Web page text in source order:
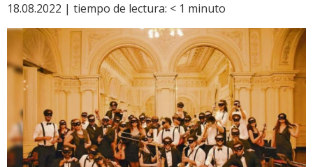
18.08.2022 | tiempo de lectura: < 1 minuto